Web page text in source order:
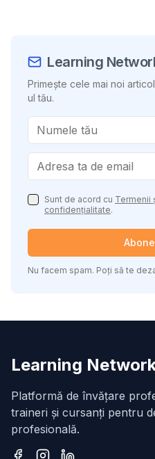
Learning
Primește cele mai noi
ul tău.
Sunt de acord cu Termenii
confidențialitate.
Nu facem spam. Poți să te
Learning
Platformă de învățare
traineri și cursanți pentru
profesională.